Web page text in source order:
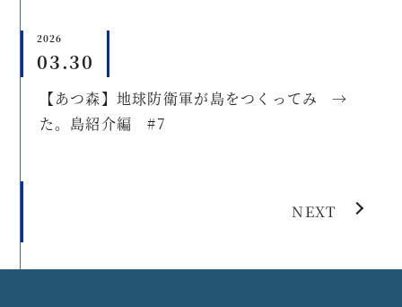
2026
03.30
【あつ森】地球防衛軍が島をつくってみ
た。島紹介編 #7
→
NEXT